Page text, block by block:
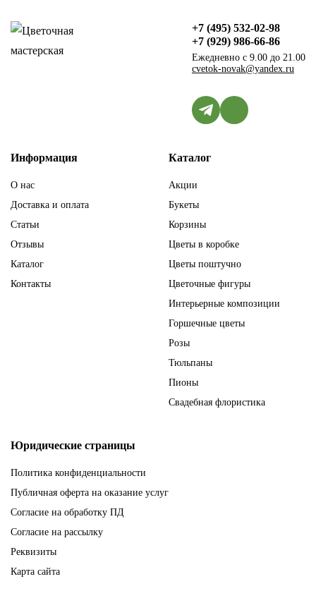
+7 (495) 532-02-98
+7 (929) 986-66-86
Ежедневно с 9.00 до 21.00
cvetok-novak@yandex.ru
Информация
О нас
Доставка и оплата
Статьи
Отзывы
Каталог
Контакты
Каталог
Акции
Букеты
Корзины
Цветы в коробке
Цветы поштучно
Цветочные фигуры
Интерьерные композиции
Горшечные цветы
Розы
Тюльпаны
Пионы
Свадебная флористика
Юридические страницы
Политика конфиденциальности
Публичная оферта на оказание услуг
Согласие на обработку ПД
Согласие на рассылку
Реквизиты
Карта сайта